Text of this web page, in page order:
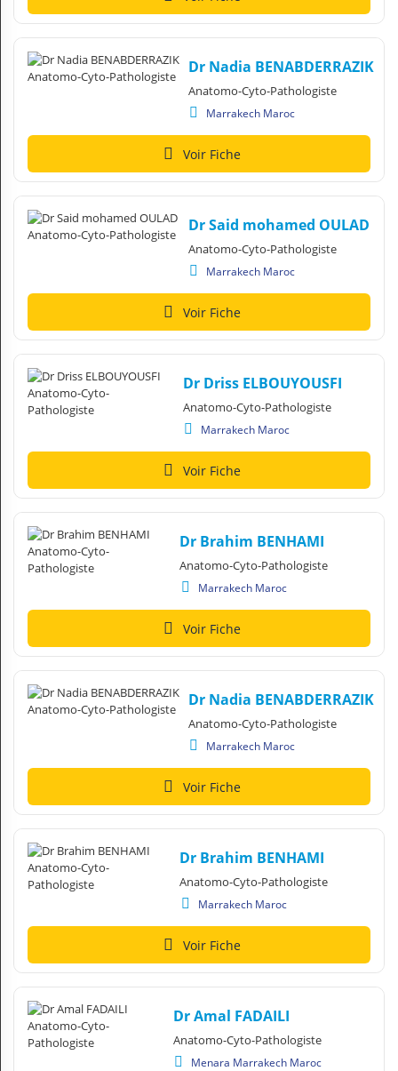
Dr Nadia BENABDERRAZIK
Anatomo-Cyto-Pathologiste
Marrakech Maroc
Voir Fiche
Dr Said mohamed OULAD
Anatomo-Cyto-Pathologiste
Marrakech Maroc
Voir Fiche
Dr Driss ELBOUYOUSFI
Anatomo-Cyto-Pathologiste
Marrakech Maroc
Voir Fiche
Dr Brahim BENHAMI
Anatomo-Cyto-Pathologiste
Marrakech Maroc
Voir Fiche
Dr Nadia BENABDERRAZIK
Anatomo-Cyto-Pathologiste
Marrakech Maroc
Voir Fiche
Dr Brahim BENHAMI
Anatomo-Cyto-Pathologiste
Marrakech Maroc
Voir Fiche
Dr Amal FADAILI
Anatomo-Cyto-Pathologiste
Menara Marrakech Maroc